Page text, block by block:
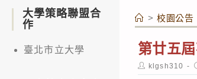
> 校園公告
第廿五
Post
author:
klgsh310
大學策略聯盟合
作
臺北市立大學